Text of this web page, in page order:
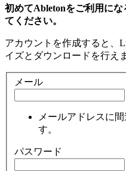
初めてAbletonをご利用に
てください。
アカウントを作成すると、
イズとダウンロードを行え
メール
メールアドレスに
す。
パスワード